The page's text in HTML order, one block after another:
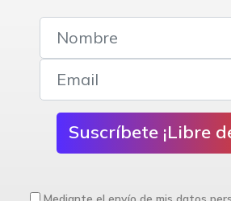
Suscríbete ¡Libre